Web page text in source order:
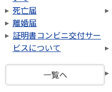
死亡届
離婚届
証明書コンビニ交付サー
ビスについて
一覧へ